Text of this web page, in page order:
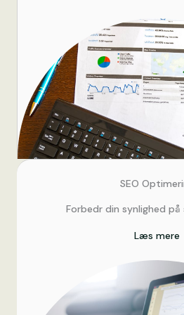
SEO
Forbedr din synlighed på
Læs mere